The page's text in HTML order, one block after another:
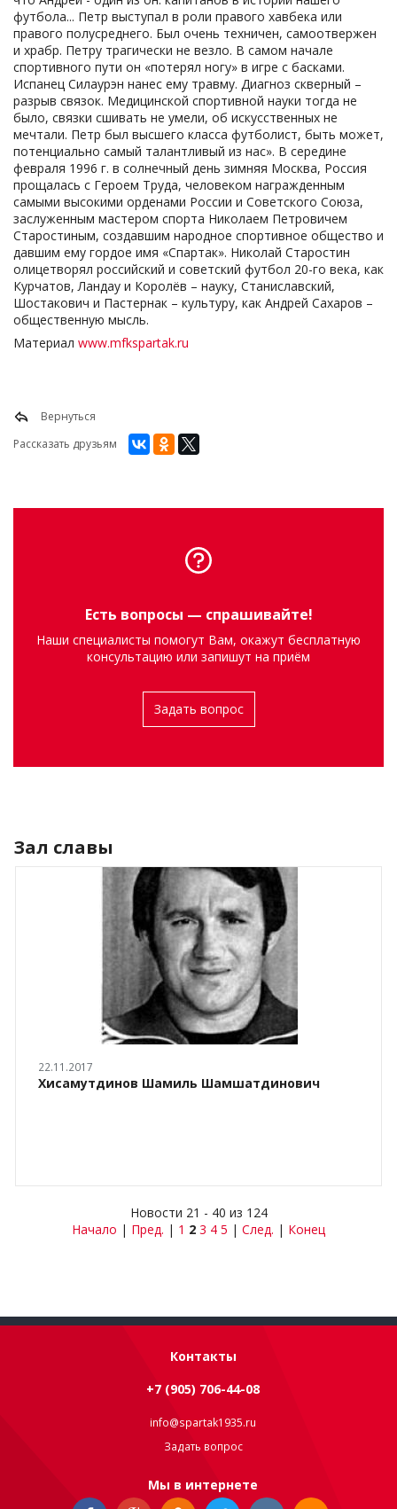
Материал www.mfkspartak.ru
Вернуться
Рассказать друзьям
Есть вопросы — спрашивайте!
Наши специалисты помогут Вам, окажут бесплатную
консультацию или запишут на приём
Задать вопрос
Зал славы
22.11.2017
Хисамутдинов Шамиль Шамшатдинович
Новости 21 - 40 из 124
Начало | Пред. | 1 2 3 4 5 | След. | Конец
Контакты
+7 (905) 706-44-08
info@spartak1935.ru
Задать вопрос
Мы в интернете